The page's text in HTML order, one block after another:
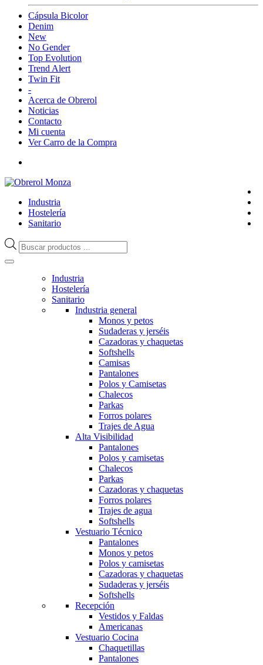
Cápsula Bicolor
Denim
New
No Gender
Top Evolution
Trend Alert
Twin Fit
-
Acerca de Obrerol
Noticias
Contacto
Mi cuenta
Ver Carro de la Compra
Industria
Hostelería
Sanitario
Búsqueda
de
Industria
Hostelería
Sanitario
Industria general
Monos y petos
Sudaderas y jerséis
Cazadoras y chaquetas
Softshells
Camisas
Pantalones
Polos y Camisetas
Chalecos
Parkas
Forros polares
Trajes de Agua
Alta Visibilidad
Pantalones
Polos y camisetas
Chalecos
Parkas
Cazadoras y chaquetas
Forros polares
Trajes de agua
Softshells
Vestuario Técnico
Pantalones
Monos y petos
Polos y camisetas
Cazadoras y chaquetas
Sudaderas y jerséis
Softshells
Recepción
Vestidos y Faldas
Americanas
Vestuario Cocina
Chaquetillas
Pantalones